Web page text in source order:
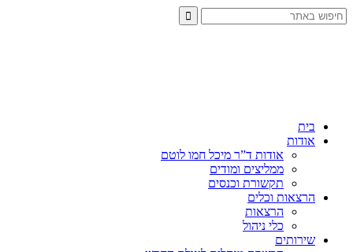
בית
אודות
אודות ד”ר מיכל חמו לוטם
ממליצים ומודים
תקשורת וכנסים
הרצאות וכלים
הרצאות
כלי ניהול
שירותים